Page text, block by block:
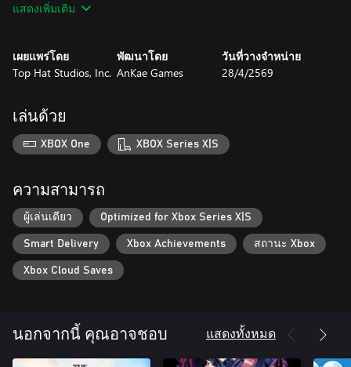
dangerous foes and fun boss battles.
Travel and explore the 8 unique biomes. They are full of secrets,
upgrades and inhabitants in need of your help.
Elemental Progression
locations, solve puzzles and access previously inaccessible areas.
Overcome guilt
Experience a story of self-discovery and the journey to heal a
broken world and a broken self.
แสดงเพิ่มเติม
เผยแพร่โดย
Top Hat Studios, Inc.
พัฒนาโดย
AnKae Games
วันที่วางจำหน่าย
28/4/2569
เล่นด้วย
XBOX One XBOX Series X|S
ความสามารถ
ผู้เล่นเดียว Optimized for Xbox Series X|S
Smart Delivery Xbox Achievements สถานะ Xbox
Xbox Cloud Saves
นอกจากนี้ คุณอาจชอบ แสดงทั้งหมด